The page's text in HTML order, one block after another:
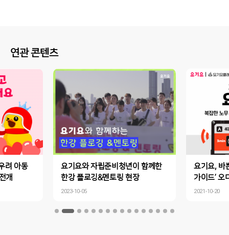
연관 콘텐츠
려 아동
개
요기요와 자립준비청년이 함께한
한강 플로깅&멘토링 현장
2023-10-05
요기요, 바
가이드’ 오
한 노무 상
2021-10-20